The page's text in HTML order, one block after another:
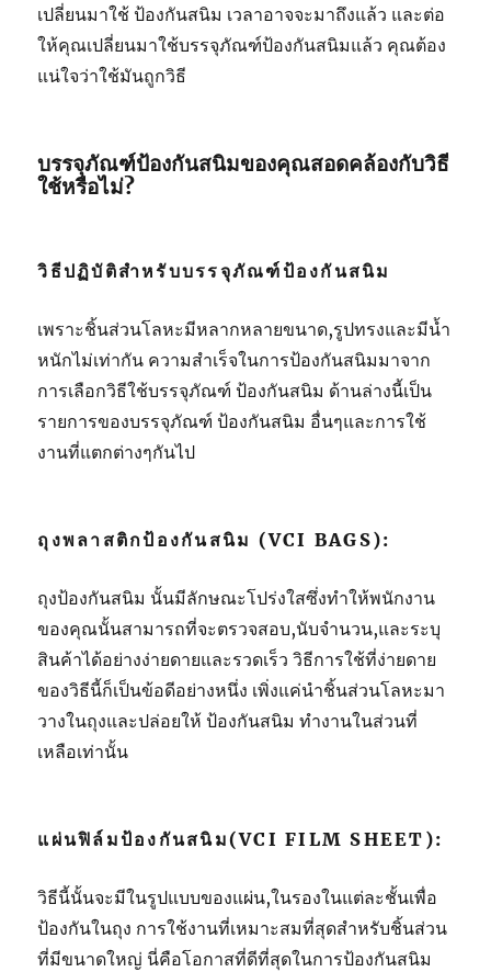
เปลี่ยนมาใช้ ป้องกันสนิม เวลาอาจจะมาถึงแล้ว และต่อ
ให้คุณเปลี่ยนมาใช้บรรจุภัณฑ์ป้องกันสนิมแล้ว คุณต้อง
แน่ใจว่าใช้มันถูกวิธี
บรรจุภัณฑ์ป้องกันสนิมของคุณสอดคล้องกับวิธี
ใช้หรือไม่?
วิธีปฏิบัติสำหรับบรรจุภัณฑ์ป้องกันสนิม
เพราะชิ้นส่วนโลหะมีหลากหลายขนาด,รูปทรงและมีน้ำ
หนักไม่เท่ากัน ความสำเร็จในการป้องกันสนิมมาจาก
การเลือกวิธีใช้บรรจุภัณฑ์ ป้องกันสนิม ด้านล่างนี้เป็น
รายการของบรรจุภัณฑ์ ป้องกันสนิม อื่นๆและการใช้
งานที่แตกต่างๆกันไป
ถุงพลาสติกป้องกันสนิม (VCI BAGS):
ถุงป้องกันสนิม นั้นมีลักษณะโปร่งใสซึ่งทำให้พนักงาน
ของคุณนั้นสามารถที่จะตรวจสอบ,นับจำนวน,และระบุ
สินค้าได้อย่างง่ายดายและรวดเร็ว วิธีการใช้ที่ง่ายดาย
ของวิธีนี้ก็เป็นข้อดีอย่างหนึ่ง เพิ่งแค่นำชิ้นส่วนโลหะมา
วางในถุงและปล่อยให้ ป้องกันสนิม ทำงานในส่วนที่
เหลือเท่านั้น
แผ่นฟิล์มป้องกันสนิม(VCI FILM SHEET):
วิธีนี้นั้นจะมีในรูปแบบของแผ่น,ในรองในแต่ละชั้นเพื่อ
ป้องกันในถุง การใช้งานที่เหมาะสมที่สุดสำหรับชิ้นส่วน
ที่มีขนาดใหญ่ นี่คือโอกาสที่ดีที่สุดในการป้องกันสนิม